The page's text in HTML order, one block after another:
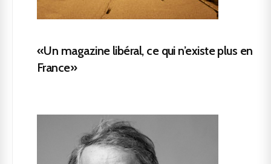
«Un magazine libéral, ce qui n’existe plus en
France»